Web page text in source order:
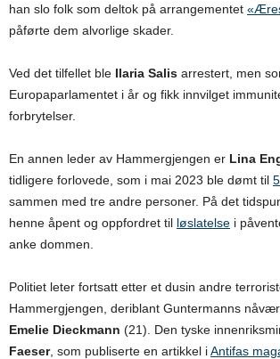
han slo folk som deltok på arrangementet
påførte dem alvorlige skader.
Ved det tilfellet ble Ilaria Salis arrestert, men
Europaparlamentet i år og fikk innvilget
forbrytelser.
En annen leder av Hammergjengen er Lina
tidligere forlovede, som i mai 2023 ble dømt til
sammen med tre andre personer. På det
henne åpent og oppfordret til løslatelse i
anke dommen.
Politiet leter fortsatt etter et dusin andre
Hammergjengen, deriblant Guntermanns
Emelie Dieckmann (21). Den tyske
Faeser, som publiserte en artikkel iAntifas